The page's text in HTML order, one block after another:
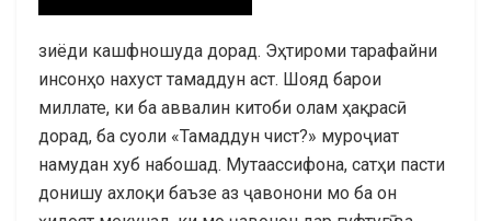
зиёди кашфношуда дорад. Эҳтироми тарафайни
инсонҳо нахуст тамаддун аст. Шояд барои
миллате, ки ба аввалин китоби олам ҳақрасӣ
дорад, ба суоли «Тамаддун чист?» муроҷиат
намудан хуб набошад. Мутаассифона, сатҳи пасти
донишу ахлоқи баъзе аз ҷавонони мо ба он